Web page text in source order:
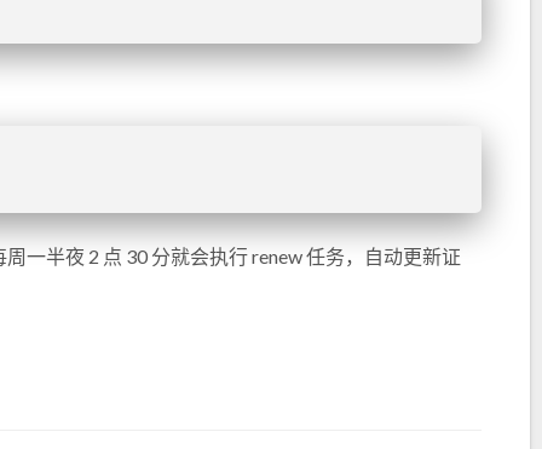
一半夜 2 点 30 分就会执行 renew 任务，自动更新证